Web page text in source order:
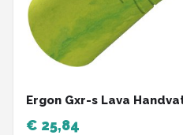
Ergon Gxr-s Lava
€ 25,84